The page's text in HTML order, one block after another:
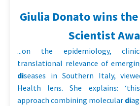
Giulia Donato wins the
Scientist
...on the epidemiology,
translational relevance of
diseases in Southern Italy,
Health lens. She explains:
approach combining molecular di